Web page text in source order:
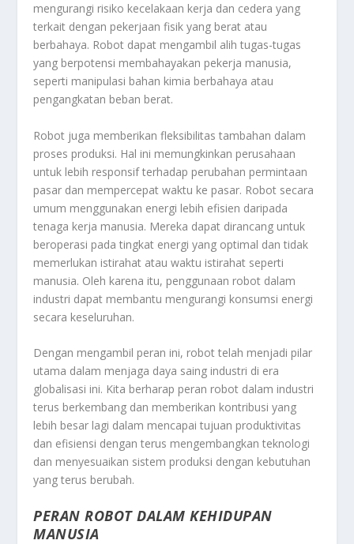
mengurangi risiko kecelakaan kerja dan cedera yang
terkait dengan pekerjaan fisik yang berat atau
berbahaya. Robot dapat mengambil alih tugas-tugas
yang berpotensi membahayakan pekerja manusia,
seperti manipulasi bahan kimia berbahaya atau
pengangkatan beban berat.
Robot juga memberikan fleksibilitas tambahan dalam
proses produksi. Hal ini memungkinkan perusahaan
untuk lebih responsif terhadap perubahan permintaan
pasar dan mempercepat waktu ke pasar. Robot secara
umum menggunakan energi lebih efisien daripada
tenaga kerja manusia. Mereka dapat dirancang untuk
beroperasi pada tingkat energi yang optimal dan tidak
memerlukan istirahat atau waktu istirahat seperti
manusia. Oleh karena itu, penggunaan robot dalam
industri dapat membantu mengurangi konsumsi energi
secara keseluruhan.
Dengan mengambil peran ini, robot telah menjadi pilar
utama dalam menjaga daya saing industri di era
globalisasi ini. Kita berharap peran robot dalam industri
terus berkembang dan memberikan kontribusi yang
lebih besar lagi dalam mencapai tujuan produktivitas
dan efisiensi dengan terus mengembangkan teknologi
dan menyesuaikan sistem produksi dengan kebutuhan
yang terus berubah.
PERAN ROBOT DALAM KEHIDUPAN
MANUSIA